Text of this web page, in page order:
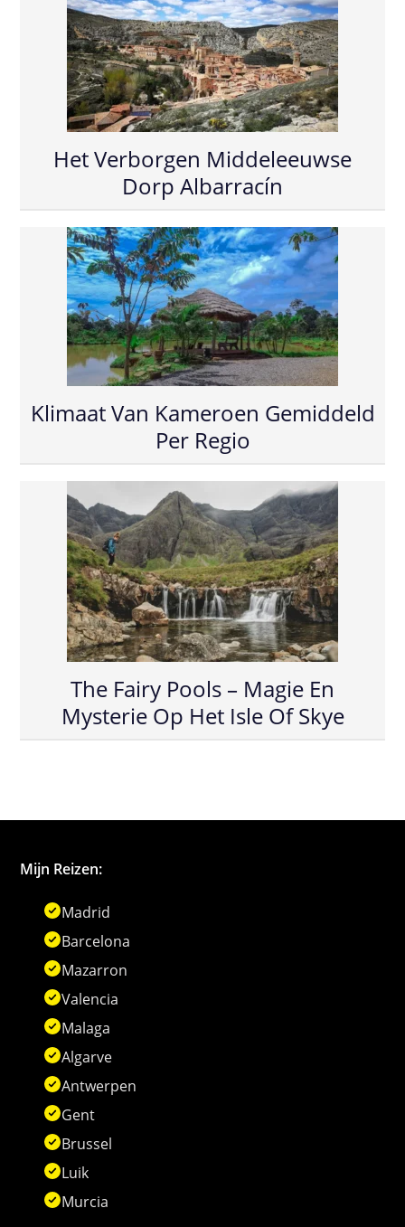
Het Verborgen Middeleeuwse
Dorp Albarracín
Klimaat Van Kameroen Gemiddeld
Per Regio
The Fairy Pools – Magie En
Mysterie Op Het Isle Of Skye
Mijn Reizen:
Madrid
Barcelona
Mazarron
Valencia
Malaga
Algarve
Antwerpen
Gent
Brussel
Luik
Murcia